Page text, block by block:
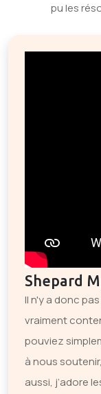
pu les
Shepard
Il n'y a donc
vraiment
pouviez
à nous
aussi, j’adore